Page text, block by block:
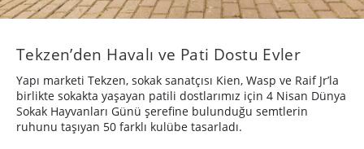
Tekzen’den Havalı ve Pati Dostu Evler
Yapı marketi Tekzen, sokak sanatçısı Kien, Wasp ve Raif Jr’la
birlikte sokakta yaşayan patili dostlarımız için 4 Nisan Dünya
Sokak Hayvanları Günü şerefine bulunduğu semtlerin
ruhunu taşıyan 50 farklı kulübe tasarladı.